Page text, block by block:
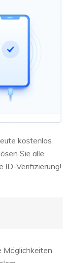
kostenlos
Sie alle
ID-Verifizierung!
Möglichkeiten